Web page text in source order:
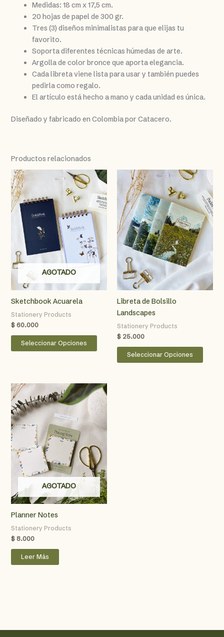
Medidas: 18 cm x 17,5 cm.
20 hojas de papel de 300 gr.
Tres (3) diseños minimalistas para que elijas tu
favorito.
Soporta diferentes técnicas húmedas de arte.
Argolla de color bronce que aporta elegancia.
Cada libreta viene lista para usar y también puedes
pedirla como regalo.
El artículo está hecho a mano y cada unidad es única.
Diseñado y fabricado en Colombia por Catacero.
Productos relacionados
AGOTADO
Sketchbook Acuarela
Stationery Products
$60.000
Seleccionar Opciones
Este
producto
variantes.
Las
opciones
se
pueden
elegir
en
la
página
de
producto
Libreta de Bolsillo
Landscapes
Stationery Products
$ 25.000
Seleccionar Opciones
Este
AGOTADO
Planner Notes
Stationery Products
$8.000
Leer Más